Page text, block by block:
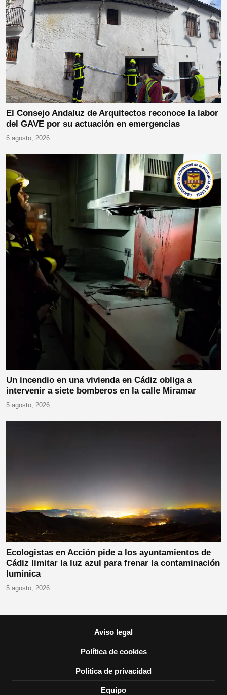
El Consejo Andaluz de Arquitectos reconoce la labor
del GAVE por su actuación en emergencias
6 agosto, 2026
Un incendio en una vivienda en Cádiz obliga a
intervenir a siete bomberos en la calle Miramar
5 agosto, 2026
Ecologistas en Acción pide a los ayuntamientos de
Cádiz limitar la luz azul para frenar la contaminación
lumínica
5 agosto, 2026
Aviso legal
Política de cookies
Política de privacidad
Equipo